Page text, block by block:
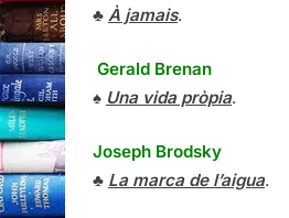
♣ À jamais.
Gerald Brenan
♠ Una vida pròpia.
Joseph Brodsky
♣ La marca de l’aigua.